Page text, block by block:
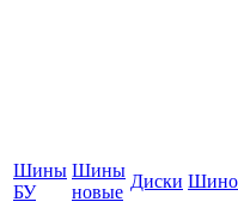
Шины
БУ
Шины
новые
Диски